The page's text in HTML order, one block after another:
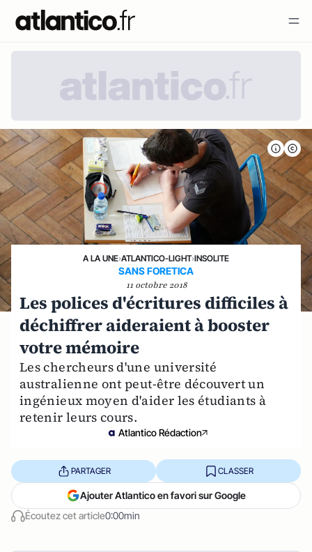
A LA UNE›ATLANTICO-LIGHT›INSOLITE
SANS FORETICA
11 octobre 2018
Les polices d'écritures difficiles à
déchiffrer aideraient à booster
votre mémoire
Les chercheurs d'une université
australienne ont peut-être découvert un
ingénieux moyen d'aider les étudiants à
retenir leurs cours.
Atlantico Rédaction
Écoutez cet article0:00min
PARTAGER CLASSER
Ajouter Atlantico en favori sur Google